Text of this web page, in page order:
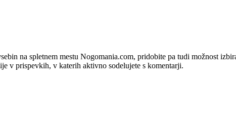
na spletnem mestu Nogomania.com, pridobite pa tudi možnost
v prispevkih, v katerih aktivno sodelujete s komentarji.